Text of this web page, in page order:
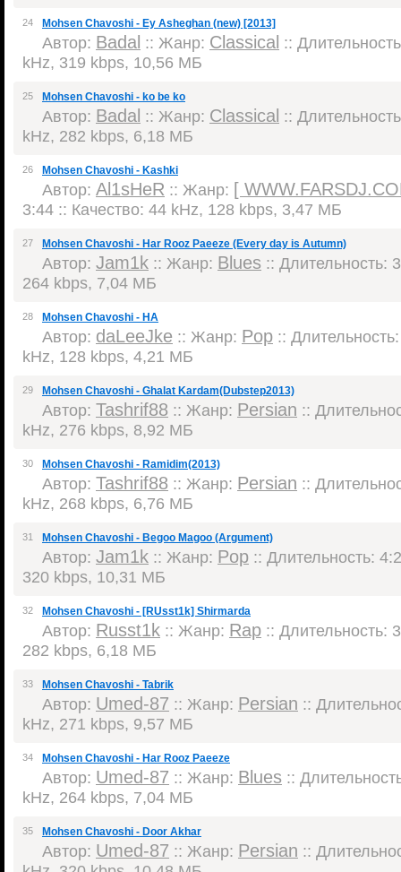
24 Mohsen Chavoshi - Ey Asheghan (new) [2013]
Автор: Badal :: Жанр: Classical ::
kHz, 319 kbps, 10,56 МБ
25 Mohsen Chavoshi - ko be ko
Автор: Badal :: Жанр: Classical ::
kHz, 282 kbps, 6,18 МБ
26 Mohsen Chavoshi - Kashki
Автор: Al1sHeR :: Жанр: [
3:44 :: Качество: 44 kHz, 128 kbps, 3,47 МБ
27 Mohsen Chavoshi - Har Rooz Paeeze (Every day is Autumn)
Автор: Jam1k :: Жанр: Blues :: Длительность:
264 kbps, 7,04 МБ
28 Mohsen Chavoshi - HA
Автор: daLeeJke :: Жанр: Pop ::
kHz, 128 kbps, 4,21 МБ
29 Mohsen Chavoshi - Ghalat Kardam(Dubstep2013)
Автор: Tashrif88 :: Жанр: Persian ::
kHz, 276 kbps, 8,92 МБ
30 Mohsen Chavoshi - Ramidim(2013)
Автор: Tashrif88 :: Жанр: Persian ::
kHz, 268 kbps, 6,76 МБ
31 Mohsen Chavoshi - Begoo Magoo (Argument)
Автор: Jam1k :: Жанр: Pop :: Длительность:
320 kbps, 10,31 МБ
32 Mohsen Chavoshi - [RUsst1k] Shirmarda
Автор: Russt1k :: Жанр: Rap :: Длительность:
282 kbps, 6,18 МБ
33 Mohsen Chavoshi - Tabrik
Автор: Umed-87 :: Жанр: Persian ::
kHz, 271 kbps, 9,57 МБ
34 Mohsen Chavoshi - Har Rooz Paeeze
Автор: Umed-87 :: Жанр: Blues ::
kHz, 264 kbps, 7,04 МБ
35 Mohsen Chavoshi - Door Akhar
Автор: Umed-87 :: Жанр: Persian ::